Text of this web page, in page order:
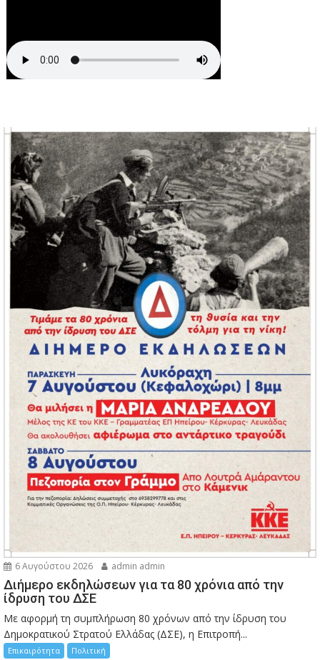
6 Αυγούστου 2026 admin admin
Διήμερο εκδηλώσεων για τα 80 χρόνια από την
ίδρυση του ΔΣΕ
Με αφορμή τη συμπλήρωση 80 χρόνων από την ίδρυση του
Δημοκρατικού Στρατού Ελλάδας (ΔΣΕ), η Επιτροπή...
Επικαιρότητα Πολιτική